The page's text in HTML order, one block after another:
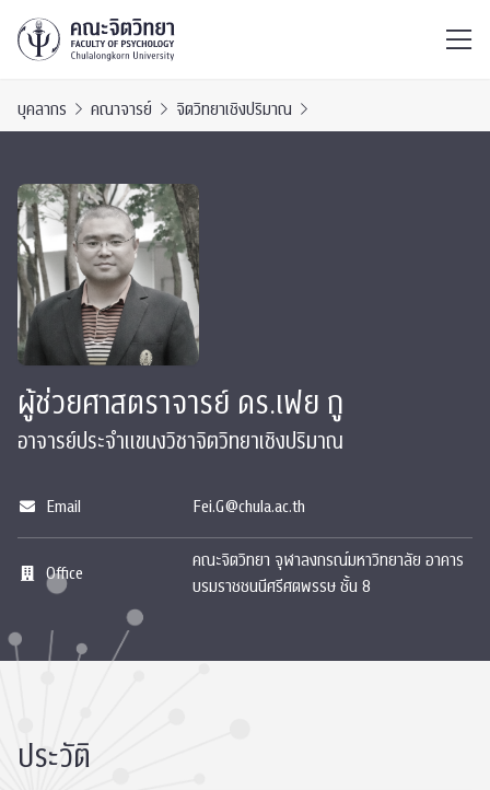
บุคลากร คณาจารย์ จิตวิทยาเชิงปริมาณ
ผู้ช่วยศาสตราจารย์ ดร.เฟย กู
อาจารย์ประจำแขนงวิชาจิตวิทยาเชิงปริมาณ
Email Fei.G@chula.ac.th
Office
คณะจิตวิทยา จุฬาลงกรณ์มหาวิทยาลัย อาคาร
บรมราชชนนีศรีศตพรรษ ชั้น 8
ประวัติ